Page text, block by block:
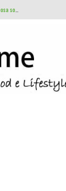
Roulette e matematica: perché non esistono sistemi infallibili (e cosa sapere davvero)